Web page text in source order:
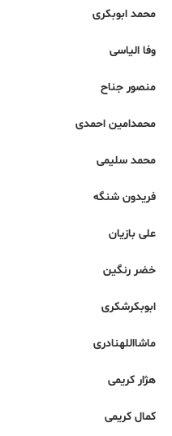
محمد ابوبکری
وفا الیاسی
منصور جناح
محمدامین احمدی
محمد سلیمی
فریدون شنگه
علی بازیان
خضر رنگین
ابوبکرشکری
ماشااللهنادری
هژار کریمی
کمال کریمی